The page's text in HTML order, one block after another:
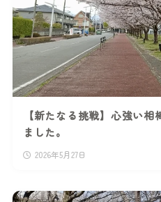
【新たなる挑戦】心強い
ました。
2026年5月27日